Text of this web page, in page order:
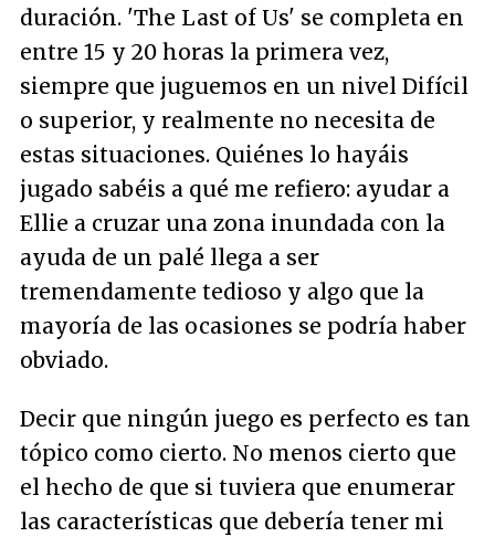
duración. 'The Last of Us' se completa en
entre 15 y 20 horas la primera vez,
siempre que juguemos en un nivel Difícil
o superior, y realmente no necesita de
estas situaciones. Quiénes lo hayáis
jugado sabéis a qué me refiero: ayudar a
Ellie a cruzar una zona inundada con la
ayuda de un palé llega a ser
tremendamente tedioso y algo que la
mayoría de las ocasiones se podría haber
obviado.
Decir que ningún juego es perfecto es tan
tópico como cierto. No menos cierto que
el hecho de que si tuviera que enumerar
las características que debería tener mi